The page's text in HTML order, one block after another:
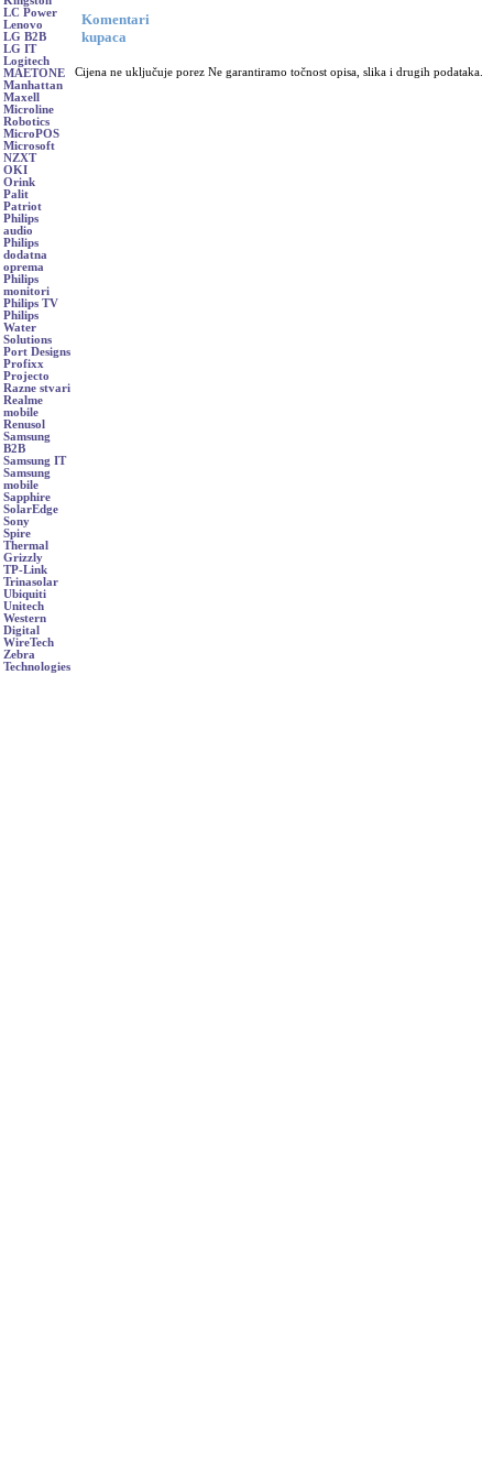
LC Power
Lenovo
LG B2B
LG IT
Logitech
MAETONE
Manhattan
Maxell
Microline
Robotics
MicroPOS
Microsoft
NZXT
OKI
Orink
Palit
Patriot
Philips
audio
Philips
dodatna
oprema
Philips
monitori
Philips TV
Philips
Water
Solutions
Port Designs
Profixx
Projecto
Razne stvari
Realme
mobile
Renusol
Samsung
B2B
Samsung IT
Samsung
mobile
Sapphire
SolarEdge
Sony
Spire
Thermal
Grizzly
TP-Link
Trinasolar
Ubiquiti
Unitech
Western
Digital
WireTech
Zebra
Technologies
Komentari
kupaca
Cijena ne uključuje porez Ne garantiramo točnost opisa, slika i drugih podataka.